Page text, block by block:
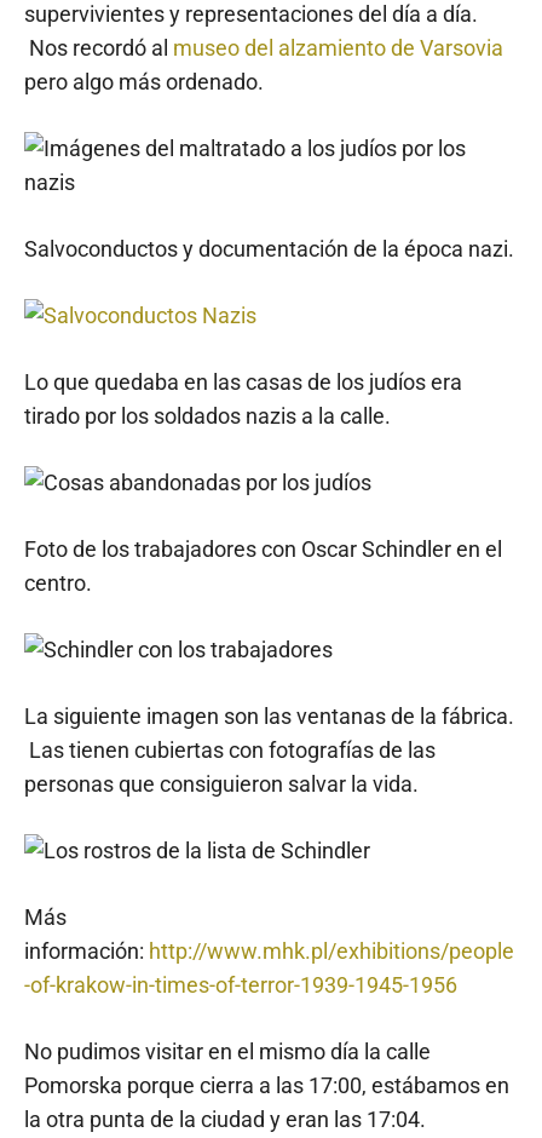
supervivientes y representaciones del día a día.
Nos recordó al museo del alzamiento de Varsovia
pero algo más ordenado.
Salvoconductos y documentación de la época nazi.
Lo que quedaba en las casas de los judíos era
tirado por los soldados nazis a la calle.
Foto de los trabajadores con Oscar Schindler en el
centro.
La siguiente imagen son las ventanas de la fábrica.
Las tienen cubiertas con fotografías de las
personas que consiguieron salvar la vida.
Más
información: http://www.mhk.pl/exhibitions/people
-of-krakow-in-times-of-terror-1939-1945-1956
No pudimos visitar en el mismo día la calle
Pomorska porque cierra a las 17:00, estábamos en
la otra punta de la ciudad y eran las 17:04.